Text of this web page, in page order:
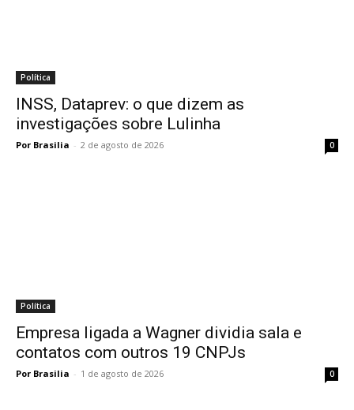
Política
INSS, Dataprev: o que dizem as
investigações sobre Lulinha
Por Brasilia - 2 de agosto de 2026 0
Política
Empresa ligada a Wagner dividia sala e
contatos com outros 19 CNPJs
Por Brasilia - 1 de agosto de 2026 0